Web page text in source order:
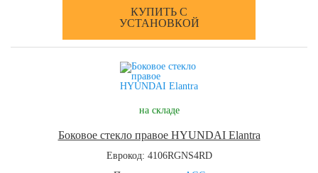
КУПИТЬ С
УСТАНОВКОЙ
на складе
Боковое стекло правое HYUNDAI Elantra
Еврокод: 4106RGNS4RD